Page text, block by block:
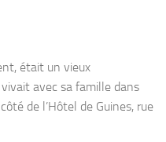
était un vieux
vivait avec sa famille dans
de l’Hôtel de Guines, rue